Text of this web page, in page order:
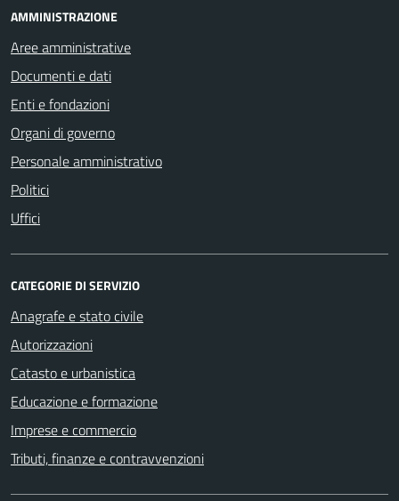
AMMINISTRAZIONE
Aree amministrative
Documenti e dati
Enti e fondazioni
Organi di governo
Personale amministrativo
Politici
Uffici
CATEGORIE DI SERVIZIO
Anagrafe e stato civile
Autorizzazioni
Catasto e urbanistica
Educazione e formazione
Imprese e commercio
Tributi, finanze e contravvenzioni